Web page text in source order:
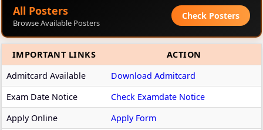
All Posters
Browse Available Posters
Check Posters
IMPORTANT LINKS
ACTION
Admitcard Available
Download Admitcard
Exam Date Notice
Check Examdate Notice
Apply Online
Apply Form